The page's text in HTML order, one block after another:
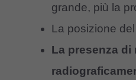
grande, più la
La posizione
La presenza di